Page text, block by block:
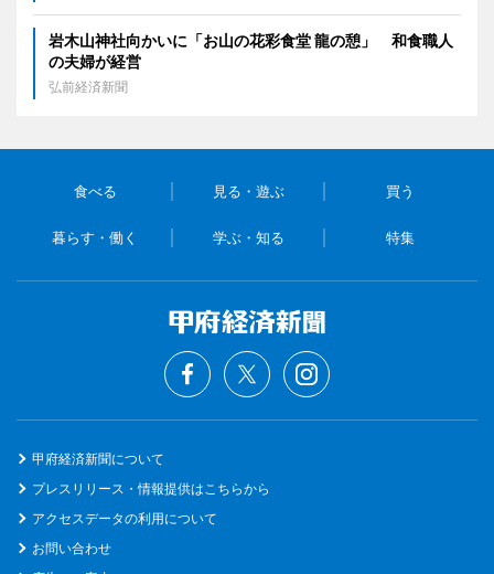
岩木山神社向かいに「お山の花彩食堂 龍の憩」 和食職人
の夫婦が経営
弘前経済新聞
食べる 見る・遊ぶ 買う
暮らす・働く 学ぶ・知る 特集
甲府経済新聞について
プレスリリース・情報提供はこちらから
アクセスデータの利用について
お問い合わせ